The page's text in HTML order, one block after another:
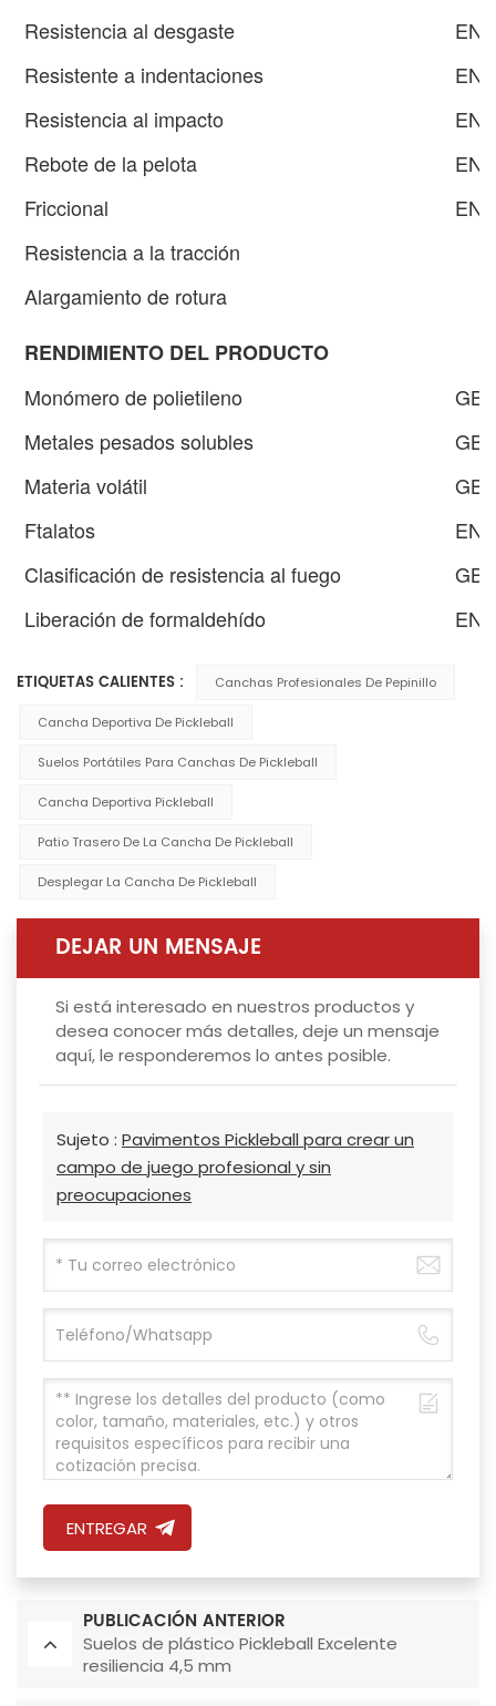
Resistencia al desgaste
EN
Resistente a indentaciones
EN
Resistencia al impacto
EN
Rebote de la pelota
Friccional
Resistencia a la tracción
Alargamiento de rotura
RENDIMIENTO DEL PRODUCTO
Monómero de polietileno
GB
Metales pesados ​​solubles
GB
Materia volátil
GB
Ftalatos
EN
Clasificación de resistencia al fuego
GB
Liberación de formaldehído
EN
ETIQUETAS CALIENTES : Canchas Profesionales De Pepinillo
Cancha Deportiva De Pickleball
Suelos Portátiles Para Canchas De Pickleball
Cancha Deportiva Pickleball
Patio Trasero De La Cancha De Pickleball
Desplegar La Cancha De Pickleball
DEJAR UN MENSAJE
Si está interesado en nuestros productos y
desea conocer más detalles, deje un mensaje
aquí, le responderemos lo antes posible.
Sujeto : Pavimentos Pickleball para crear un
campo de juego profesional y sin
preocupaciones
ENTREGAR
PUBLICACIÓN ANTERIOR
Suelos de plástico Pickleball Excelente
resiliencia 4,5 mm